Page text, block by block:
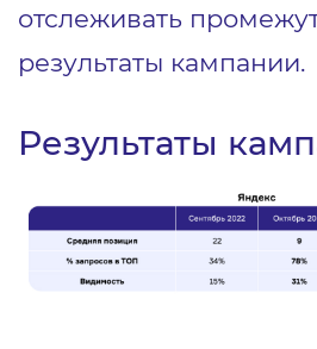
отслеживать
результаты кампании.
Результаты